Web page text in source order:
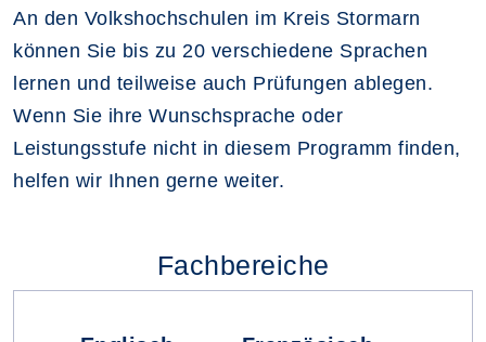
An den Volkshochschulen im Kreis Stormarn
können Sie bis zu 20 verschiedene Sprachen
lernen und teilweise auch Prüfungen ablegen.
Wenn Sie ihre Wunschsprache oder
Leistungsstufe nicht in diesem Programm finden,
helfen wir Ihnen gerne weiter.
Fachbereiche